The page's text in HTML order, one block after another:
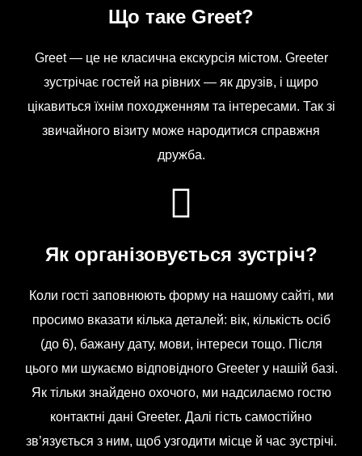
Що таке Greet?
Greet — це не класична екскурсія містом. Greeter
зустрічає гостей на рівних — як друзів, і щиро
цікавиться їхнім походженням та інтересами. Так зі
звичайного візиту може народитися справжня
дружба.
Як організовується зустріч?
Коли гості заповнюють форму на нашому сайті, ми
просимо вказати кілька деталей: вік, кількість осіб
(до 6), бажану дату, мови, інтереси тощо. Після
цього ми шукаємо відповідного Greeter у нашій базі.
Як тільки знайдено охочого, ми надсилаємо гостю
контактні дані Greeter. Далі гість самостійно
зв’язується з ним, щоб узгодити місце й час зустрічі.